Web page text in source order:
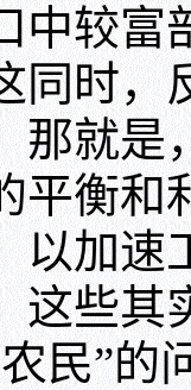
中较富
同时，
那就是
平衡和
以加速
其实
民”的